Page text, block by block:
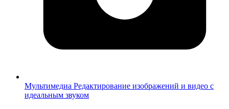
Мультимедиа Редактирование изображений и видео с
идеальным звуком